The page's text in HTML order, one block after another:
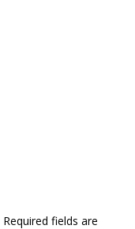
Required fields are